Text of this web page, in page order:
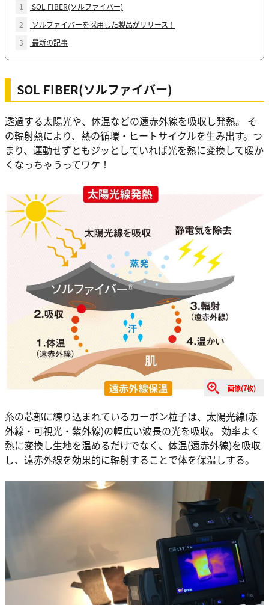
1
SOL FIBER(ソルファイバー)
2
ソルファイバーを採用した製品がリリース！
3
最新の記事
SOL FIBER(ソルファイバー)
透過する太陽光や、体温などの遠赤外線を吸収し発熱。 そ
の輻射熱により、熱の循環・ヒートサイクルを生み出す。つ
まり、運動せずともジッとしていれば光を熱に変換して暖か
くなっちゃうってワケ！
画像(7枚)
糸の芯部に練り込まれているカーボン粒子は、太陽光線(赤
外線・可視光・紫外線)の幅広い波長の光を吸収。 効率よく
熱に変換し生地を温めるだけでなく、体温(遠赤外線)を吸収
し、遠赤外線を効果的に輻射することで体を保温しする。